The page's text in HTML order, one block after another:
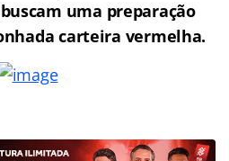
uma preparação
carteira vermelha.